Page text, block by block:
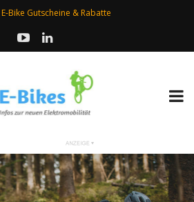
Bike Gutscheine & Rabatte